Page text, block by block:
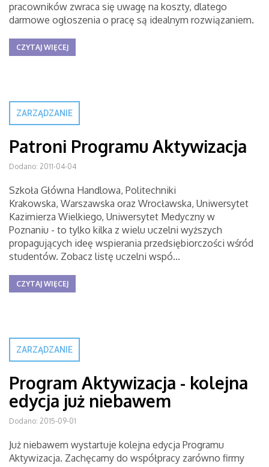
pracowników zwraca się uwagę na koszty, dlatego
darmowe ogłoszenia o pracę są idealnym rozwiązaniem.
CZYTAJ WIĘCEJ
ZARZĄDZANIE
Patroni Programu Aktywizacja
Dodano: 2011-04-04
Szkoła Główna Handlowa, Politechniki
Krakowska, Warszawska oraz Wrocławska, Uniwersytet
Kazimierza Wielkiego, Uniwersytet Medyczny w
Poznaniu - to tylko kilka z wielu uczelni wyższych
propagujących ideę wspierania przedsiębiorczości wśród
studentów. Zobacz listę uczelni wspó...
CZYTAJ WIĘCEJ
ZARZĄDZANIE
Program Aktywizacja - kolejna
edycja już niebawem
Dodano: 2015-09-01
Już niebawem wystartuje kolejna edycja Programu
Aktywizacja. Zachęcamy do współpracy zarówno firmy